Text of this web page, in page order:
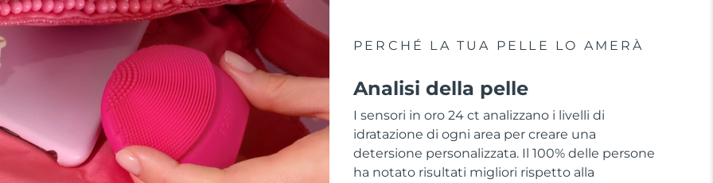
PERCHÉ LA TUA PELLE LO AMERÀ
Analisi della pelle
I sensori in oro 24 ct analizzano i livelli di
idratazione di ogni area per creare una
detersione personalizzata. Il 100% delle persone
ha notato risultati migliori rispetto alla